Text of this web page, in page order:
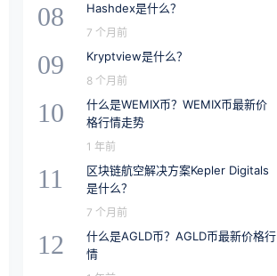
08 Hashdex是什么？
7 个月前
09 Kryptview是什么？
8 个月前
10
什么是WEMIX币？WEMIX币最新价
格行情走势
1 年前
11
区块链航空解决方案Kepler Digitals
是什么？
7 个月前
12
什么是AGLD币？AGLD币最新价格行
情